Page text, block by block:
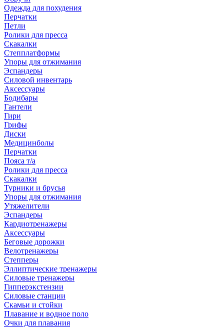
Одежда для похудения
Перчатки
Петли
Ролики для пресса
Скакалки
Степплатформы
Упоры для отжимания
Эспандеры
Силовой инвентарь
Аксессуары
Бодибары
Гантели
Гири
Грифы
Диски
Медицинболы
Перчатки
Пояса т/а
Ролики для пресса
Скакалки
Турники и брусья
Упоры для отжимания
Утяжелители
Эспандеры
Кардиотренажеры
Аксессуары
Беговые дорожки
Велотренажеры
Степперы
Эллиптические тренажеры
Силовые тренажеры
Гипперэкстензии
Силовые станции
Скамьи и стойки
Плавание и водное поло
Очки для плавания